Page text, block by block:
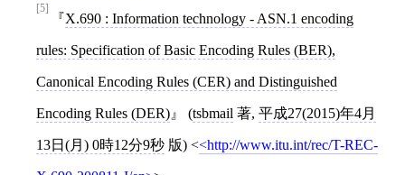
[5]
X.690 : Information technology - ASN.1 encoding
rules: Specification of Basic Encoding Rules (BER),
Canonical Encoding Rules (CER) and Distinguished
Encoding Rules (DER) (tsbmail 著, 平成27(2015)年4月
13日(月) 0時12分9秒 版) < http://www.itu.int/rec/T-REC-